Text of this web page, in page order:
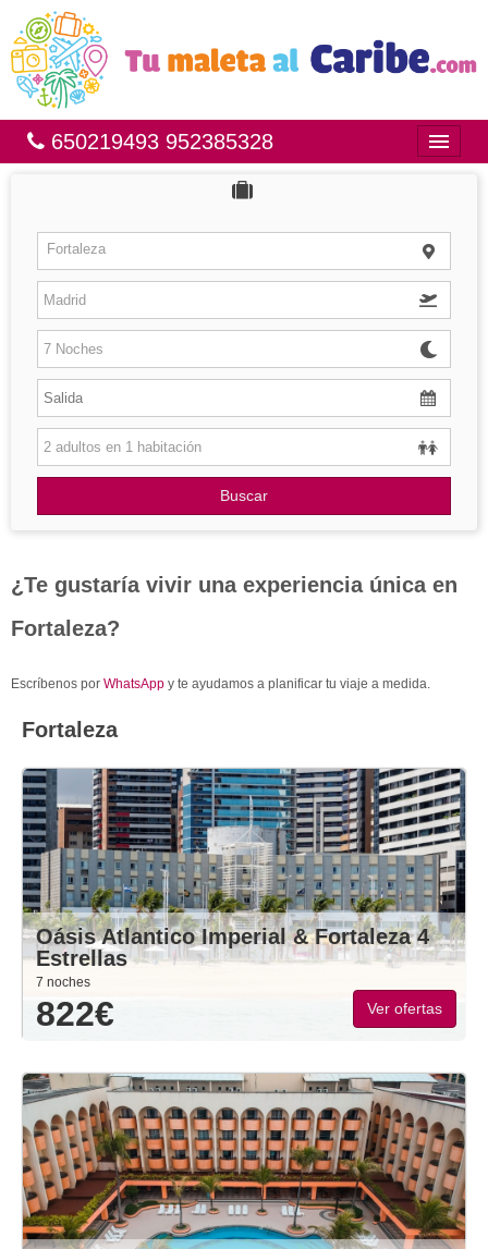
650219493 952385328
Bahía Príncipe
México
República Dominicana
Brasil
Islas
Hoteles
Fortaleza
Buscar
¿Te gustaría vivir una experiencia única en
Fortaleza?
Escríbenos por WhatsApp y te ayudamos a planificar tu viaje a medida.
Fortaleza
Oásis Atlantico Imperial & Fortaleza 4
Estrellas
7 noches
822€ Ver ofertas